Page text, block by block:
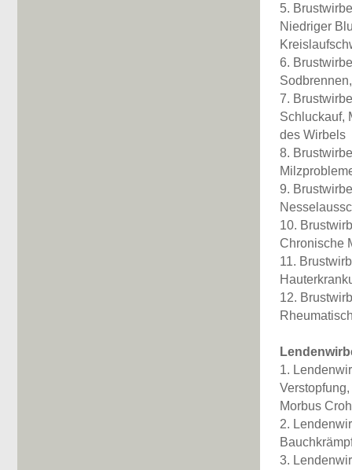
5.
Niedriger
6.
7.
Schluckauf,
des Wirbels
8.
9.
10.
Chronische
11.
12.
1.
Morbus
2.
3.